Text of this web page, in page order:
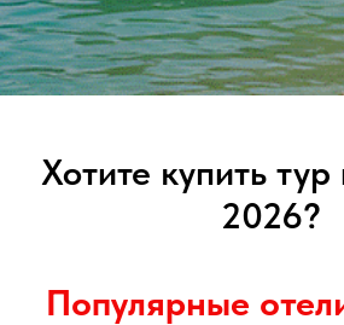
Хотите купить
2026?
Популярные